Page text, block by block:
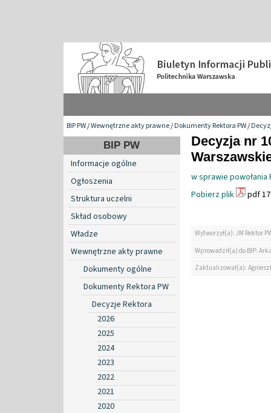
BIP PW/Wewnętrzne akty prawne/Dokumenty Rektora PW/
BIP PW
Informacje ogólne
Ogłoszenia
Struktura uczelni
Skład osobowy
Władze
Wewnętrzne akty prawne
Dokumenty ogólne
Dokumenty Rektora PW
Decyzje Rektora
2026
2025
2024
2023
2022
2021
2020
Decyzja nr
w sprawie
Pobierz plik
pdf
Wytworzył(a): JM Rektor
Wprowadził(a) do BIP:
Zaktualizował(a):